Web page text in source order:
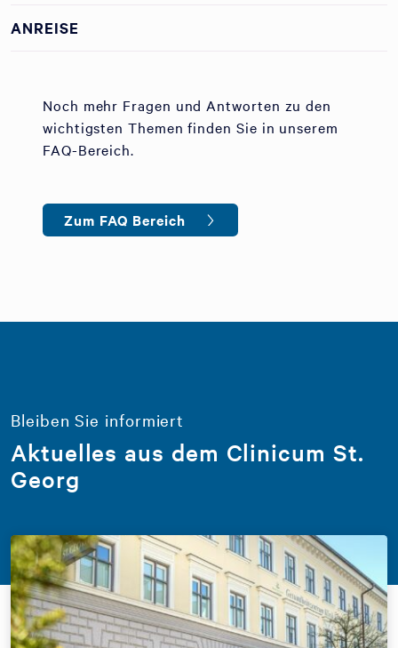
ANREISE
Noch mehr Fragen und Antworten zu den
wichtigsten Themen finden Sie in unserem
FAQ-Bereich.
Zum FAQ Bereich
Bleiben Sie informiert
Aktuelles aus dem Clinicum St.
Georg